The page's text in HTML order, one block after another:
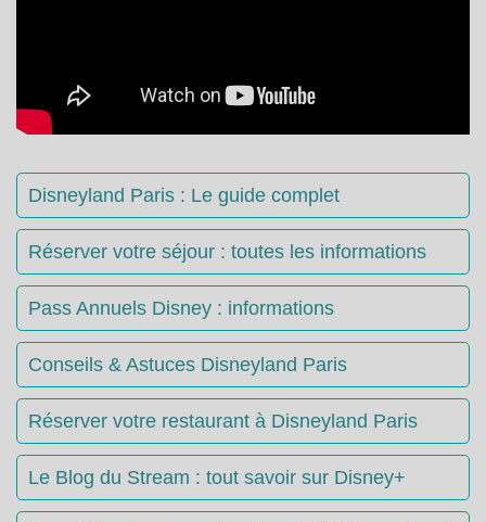
Disneyland Paris : Le guide complet
Réserver votre séjour : toutes les informations
Pass Annuels Disney : informations
Conseils & Astuces Disneyland Paris
Réserver votre restaurant à Disneyland Paris
Le Blog du Stream : tout savoir sur Disney+